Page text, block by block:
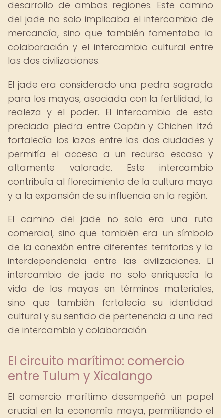
desarrollo de ambas regiones. Este camino
del jade no solo implicaba el intercambio de
mercancía, sino que también fomentaba la
colaboración y el intercambio cultural entre
las dos civilizaciones.
El jade era considerado una piedra sagrada
para los mayas, asociada con la fertilidad, la
realeza y el poder. El intercambio de esta
preciada piedra entre Copán y Chichen Itzá
fortalecía los lazos entre las dos ciudades y
permitía el acceso a un recurso escaso y
altamente valorado. Este intercambio
contribuía al florecimiento de la cultura maya
y a la expansión de su influencia en la región.
El camino del jade no solo era una ruta
comercial, sino que también era un símbolo
de la conexión entre diferentes territorios y la
interdependencia entre las civilizaciones. El
intercambio de jade no solo enriquecía la
vida de los mayas en términos materiales,
sino que también fortalecía su identidad
cultural y su sentido de pertenencia a una red
de intercambio y colaboración.
El circuito marítimo: comercio
entre Tulum y Xicalango
El comercio marítimo desempeñó un papel
crucial en la economía maya, permitiendo el